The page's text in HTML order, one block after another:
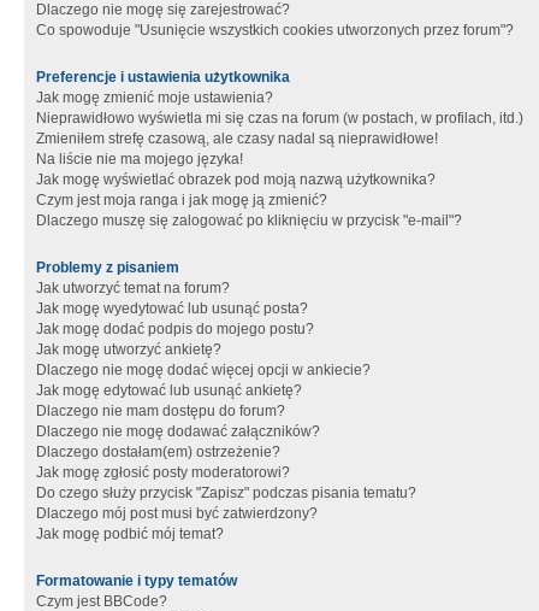
Dlaczego nie mogę się zarejestrować?
Co spowoduje "Usunięcie wszystkich cookies utworzonych przez forum"?
Preferencje i ustawienia użytkownika
Jak mogę zmienić moje ustawienia?
Nieprawidłowo wyświetla mi się czas na forum (w postach, w profilach, itd.)
Zmieniłem strefę czasową, ale czasy nadal są nieprawidłowe!
Na liście nie ma mojego języka!
Jak mogę wyświetlać obrazek pod moją nazwą użytkownika?
Czym jest moja ranga i jak mogę ją zmienić?
Dlaczego muszę się zalogować po kliknięciu w przycisk "e-mail"?
Problemy z pisaniem
Jak utworzyć temat na forum?
Jak mogę wyedytować lub usunąć posta?
Jak mogę dodać podpis do mojego postu?
Jak mogę utworzyć ankietę?
Dlaczego nie mogę dodać więcej opcji w ankiecie?
Jak mogę edytować lub usunąć ankietę?
Dlaczego nie mam dostępu do forum?
Dlaczego nie mogę dodawać załączników?
Dlaczego dostałam(em) ostrzeżenie?
Jak mogę zgłosić posty moderatorowi?
Do czego służy przycisk "Zapisz" podczas pisania tematu?
Dlaczego mój post musi być zatwierdzony?
Jak mogę podbić mój temat?
Formatowanie i typy tematów
Czym jest BBCode?